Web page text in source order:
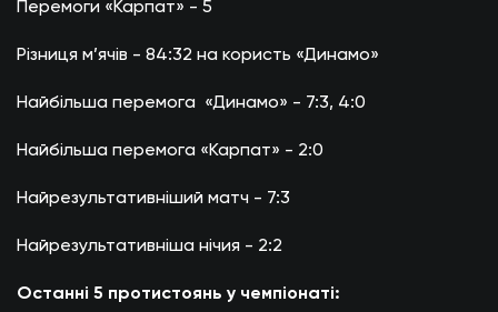
Перемоги «Карпат» - 5
Різниця м’ячів - 84:32 на користь «Динамо»
Найбільша перемога «Динамо» - 7:3, 4:0
Найбільша перемога «Карпат» - 2:0
Найрезультативніший матч - 7:3
Найрезультативніша нічия - 2:2
Останні 5 протистоянь у чемпіонаті: